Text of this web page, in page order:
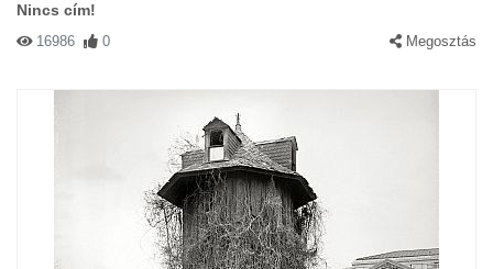
Nincs cím!
16986 0 Megosztás